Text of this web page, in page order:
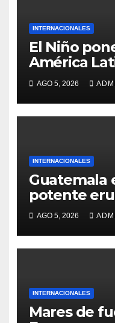
INTERNACIONALES
El Niño
América
AGO 5, 2026
INTERNACIONALES
Guatemala
potente
de Fuego
AGO 5, 2026
INTERNACIONALES
Mares de